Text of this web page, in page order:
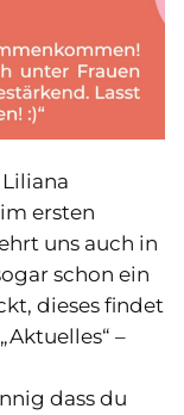
ersten
uns auch in
schon ein
dieses findet
–
dass du